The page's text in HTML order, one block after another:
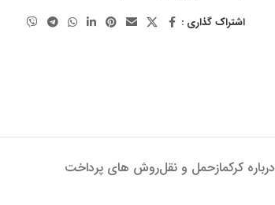
اشتراک گذاری :
درباره کرکمازحمل و نقلروش های پرداخت